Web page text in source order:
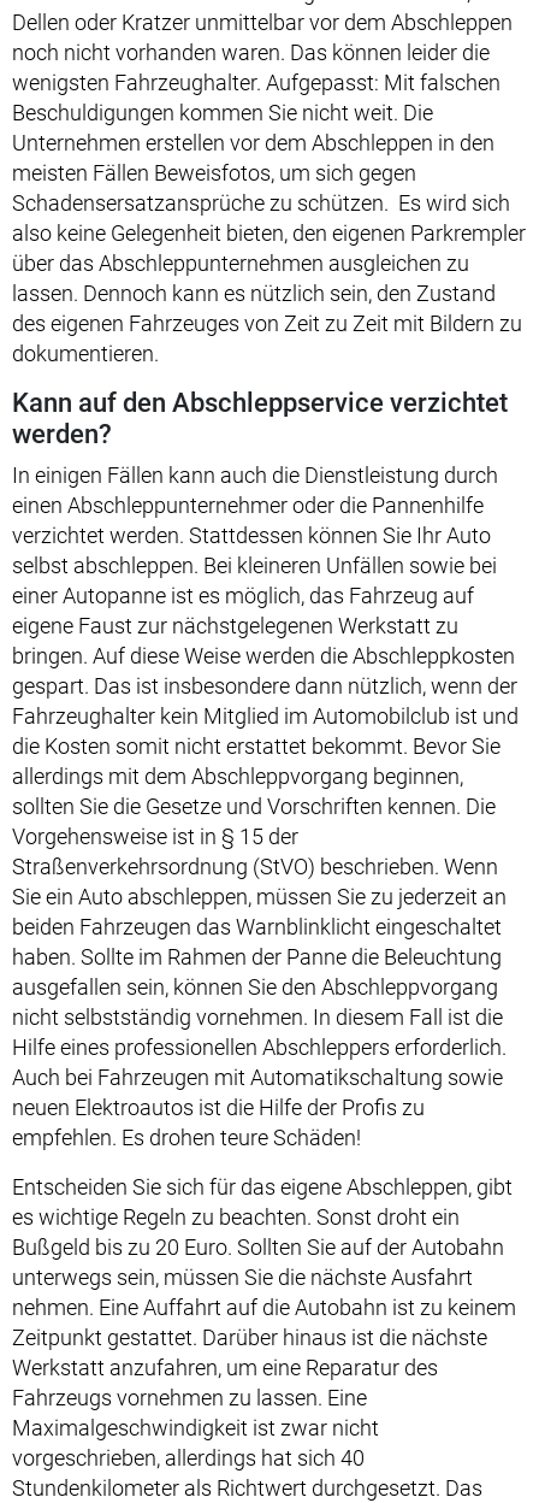
Dellen oder Kratzer unmittelbar vor dem Abschleppen
noch nicht vorhanden waren. Das können leider die
wenigsten Fahrzeughalter. Aufgepasst: Mit falschen
Beschuldigungen kommen Sie nicht weit. Die
Unternehmen erstellen vor dem Abschleppen in den
meisten Fällen Beweisfotos, um sich gegen
Schadensersatzansprüche zu schützen. Es wird sich
also keine Gelegenheit bieten, den eigenen Parkrempler
über das Abschleppunternehmen ausgleichen zu
lassen. Dennoch kann es nützlich sein, den Zustand
des eigenen Fahrzeuges von Zeit zu Zeit mit Bildern zu
dokumentieren.
Kann auf den Abschleppservice verzichtet
werden?
In einigen Fällen kann auch die Dienstleistung durch
einen Abschleppunternehmer oder die Pannenhilfe
verzichtet werden. Stattdessen können Sie Ihr Auto
selbst abschleppen. Bei kleineren Unfällen sowie bei
einer Autopanne ist es möglich, das Fahrzeug auf
eigene Faust zur nächstgelegenen Werkstatt zu
bringen. Auf diese Weise werden die Abschleppkosten
gespart. Das ist insbesondere dann nützlich, wenn der
Fahrzeughalter kein Mitglied im Automobilclub ist und
die Kosten somit nicht erstattet bekommt. Bevor Sie
allerdings mit dem Abschleppvorgang beginnen,
sollten Sie die Gesetze und Vorschriften kennen. Die
Vorgehensweise ist in § 15 der
Straßenverkehrsordnung (StVO) beschrieben. Wenn
Sie ein Auto abschleppen, müssen Sie zu jederzeit an
beiden Fahrzeugen das Warnblinklicht eingeschaltet
haben. Sollte im Rahmen der Panne die Beleuchtung
ausgefallen sein, können Sie den Abschleppvorgang
nicht selbstständig vornehmen. In diesem Fall ist die
Hilfe eines professionellen Abschleppers erforderlich.
Auch bei Fahrzeugen mit Automatikschaltung sowie
neuen Elektroautos ist die Hilfe der Profis zu
empfehlen. Es drohen teure Schäden!
Entscheiden Sie sich für das eigene Abschleppen, gibt
es wichtige Regeln zu beachten. Sonst droht ein
Bußgeld bis zu 20 Euro. Sollten Sie auf der Autobahn
unterwegs sein, müssen Sie die nächste Ausfahrt
nehmen. Eine Auffahrt auf die Autobahn ist zu keinem
Zeitpunkt gestattet. Darüber hinaus ist die nächste
Werkstatt anzufahren, um eine Reparatur des
Fahrzeugs vornehmen zu lassen. Eine
Maximalgeschwindigkeit ist zwar nicht
vorgeschrieben, allerdings hat sich 40
Stundenkilometer als Richtwert durchgesetzt. Das